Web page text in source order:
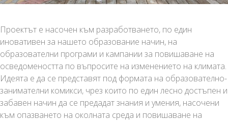
Проектът е насочен към разработването, по един
иновативен за нашето образование начин, на
образователни програми и кампании за повишаване на
осведомеността по въпросите на изменението на климата.
Идеята е да се представят под формата на образователно-
занимателни комикси, чрез които по един лесно достъпен и
забавен начин да се предадат знания и умения, насочени
към опазването на околната среда и повишаване на